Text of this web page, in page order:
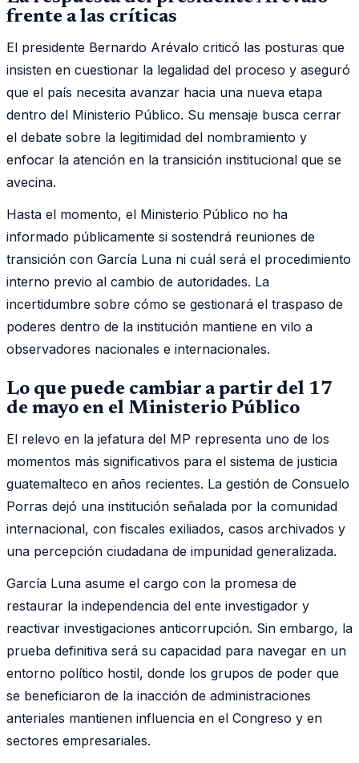
frente a las críticas
El presidente Bernardo Arévalo criticó las posturas que
insisten en cuestionar la legalidad del proceso y aseguró
que el país necesita avanzar hacia una nueva etapa
dentro del Ministerio Público. Su mensaje busca cerrar
el debate sobre la legitimidad del nombramiento y
enfocar la atención en la transición institucional que se
avecina.
Hasta el momento, el Ministerio Público no ha
informado públicamente si sostendrá reuniones de
transición con García Luna ni cuál será el procedimiento
interno previo al cambio de autoridades. La
incertidumbre sobre cómo se gestionará el traspaso de
poderes dentro de la institución mantiene en vilo a
observadores nacionales e internacionales.
Lo que puede cambiar a partir del 17
de mayo en el Ministerio Público
El relevo en la jefatura del MP representa uno de los
momentos más significativos para el sistema de justicia
guatemalteco en años recientes. La gestión de Consuelo
Porras dejó una institución señalada por la comunidad
internacional, con fiscales exiliados, casos archivados y
una percepción ciudadana de impunidad generalizada.
García Luna asume el cargo con la promesa de
restaurar la independencia del ente investigador y
reactivar investigaciones anticorrupción. Sin embargo, la
prueba definitiva será su capacidad para navegar en un
entorno político hostil, donde los grupos de poder que
se beneficiaron de la inacción de administraciones
anteriales mantienen influencia en el Congreso y en
sectores empresariales.